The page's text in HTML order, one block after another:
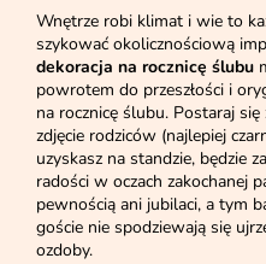
Wnętrze robi klimat i wie to
szykować okolicznościową
dekoracja na rocznicę ślubu
powrotem do przeszłości i
na rocznicę ślubu. Postaraj
zdjęcie rodziców (najlepiej
uzyskasz na standzie, będzie
radości w oczach zakochanej
pewnością ani jubilaci, a tym
goście nie spodziewają się
ozdoby.